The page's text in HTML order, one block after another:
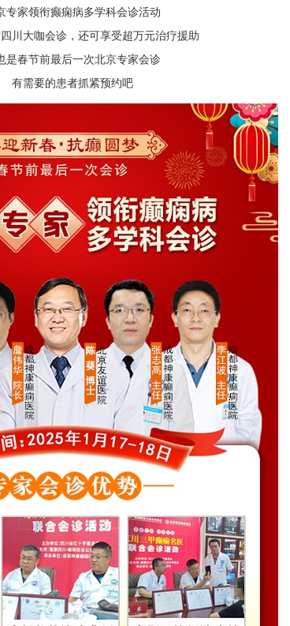
专家领衔癫痫病多学科会诊活动
川大咖会诊，还可享受超万元治疗援助
是春节前最后一次北京专家会诊
有需要的患者抓紧预约吧